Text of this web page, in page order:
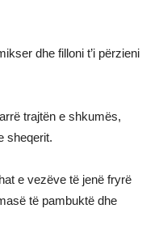
dhe filloni t’i përzieni
trajtën e shkumës,
sheqerit.
e vezëve të jenë fryrë
të pambuktë dhe